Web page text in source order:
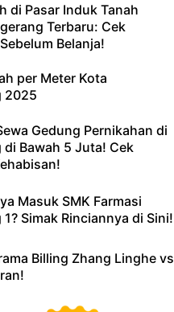
di Pasar Induk Tanah
Terbaru: Cek
Belanja!
per Meter Kota
2025
Gedung Pernikahan di
di Bawah 5 Juta! Cek
Masuk SMK Farmasi
Simak Rinciannya di Sini!
Billing Zhang Linghe vs